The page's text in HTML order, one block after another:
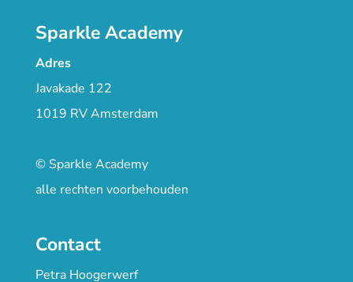
Sparkle Academy
Adres
Javakade 122
1019 RV Amsterdam
© Sparkle Academy
alle rechten voorbehouden
Contact
Petra Hoogerwerf